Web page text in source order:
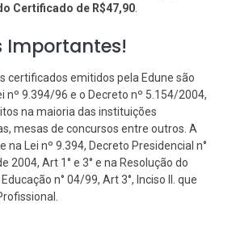
Certificado de R$47,90
Importantes!
certificados emitidos pela Edune são
nº 9.394/96 e o Decreto nº 5.154/2004,
na maioria das instituições
mesas de concursos entre outros. A
na Lei nº 9.394, Decreto Presidencial n°
2004, Art 1° e 3° e na Resolução do
n° 04/99, Art 3°, Inciso II. que